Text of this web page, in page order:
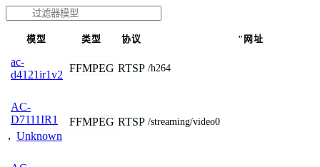
模型 类型 协议 "网址
ac-
d4121ir1v2
FFMPEG RTSP /h264
AC-
D7111IR1
, Unknown
FFMPEG RTSP /streaming/video0